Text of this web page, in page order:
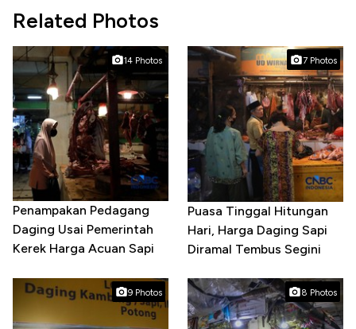
Related Photos
14 Photos
Penampakan Pedagang
Daging Usai Pemerintah
Kerek Harga Acuan Sapi
7 Photos
Puasa Tinggal Hitungan
Hari, Harga Daging Sapi
Diramal Tembus Segini
9 Photos 8 Photos